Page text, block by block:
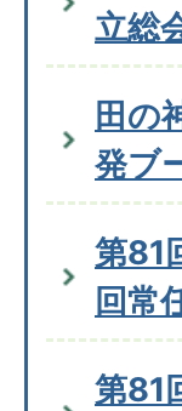
立総
田の
発ブ
第81
回常
第81